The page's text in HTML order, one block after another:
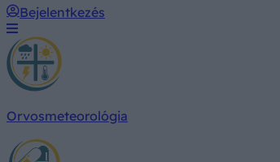
Bejelentkezés
Orvosmeteorológia